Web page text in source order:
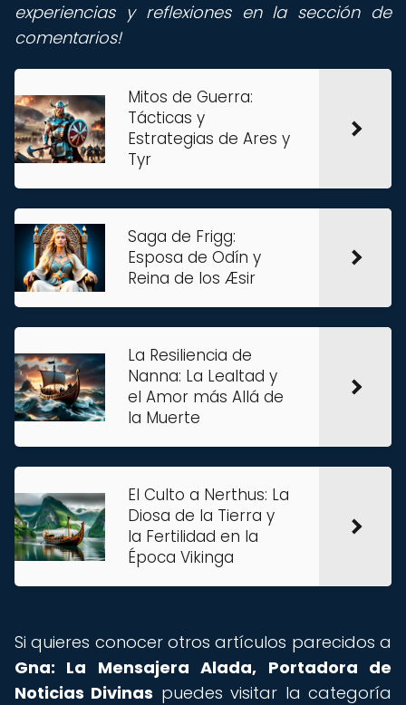
experiencias y reflexiones en la sección de
comentarios!
Mitos de Guerra:
Tácticas y
Estrategias de Ares y
Tyr
Saga de Frigg:
Esposa de Odín y
Reina de los Æsir
La Resiliencia de
Nanna: La Lealtad y
el Amor más Allá de
la Muerte
El Culto a Nerthus: La
Diosa de la Tierra y
la Fertilidad en la
Época Vikinga
Si quieres conocer otros artículos parecidos a
Gna: La Mensajera Alada, Portadora de
Noticias Divinas puedes visitar la categoría